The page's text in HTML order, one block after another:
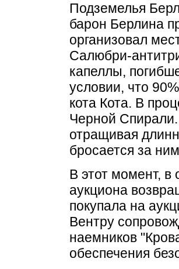
Подземелья
барон Берлина
организовал
Салюбри-
капеллы,
условии, что
кота Кота. В
Черной
отращивая
бросается за
В этот момент, в
аукциона
покупала на
Вентру
наемников
обеспечения